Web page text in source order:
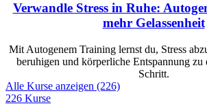
Verwandle Stress in Ruhe:
mehr Gelassenheit
Mit Autogenem Training lernst du, Stress
beruhigen und körperliche Entspannung zu
Schritt.
Alle Kurse anzeigen (226)
226 Kurse